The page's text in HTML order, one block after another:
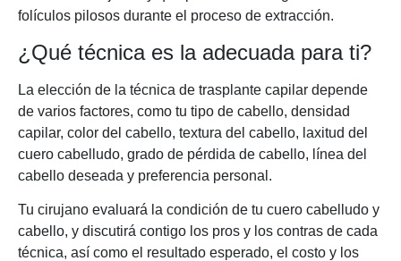
folículos pilosos durante el proceso de extracción.
¿Qué técnica es la adecuada para ti?
La elección de la técnica de trasplante capilar depende
de varios factores, como tu tipo de cabello, densidad
capilar, color del cabello, textura del cabello, laxitud del
cuero cabelludo, grado de pérdida de cabello, línea del
cabello deseada y preferencia personal.
Tu cirujano evaluará la condición de tu cuero cabelludo y
cabello, y discutirá contigo los pros y los contras de cada
técnica, así como el resultado esperado, el costo y los